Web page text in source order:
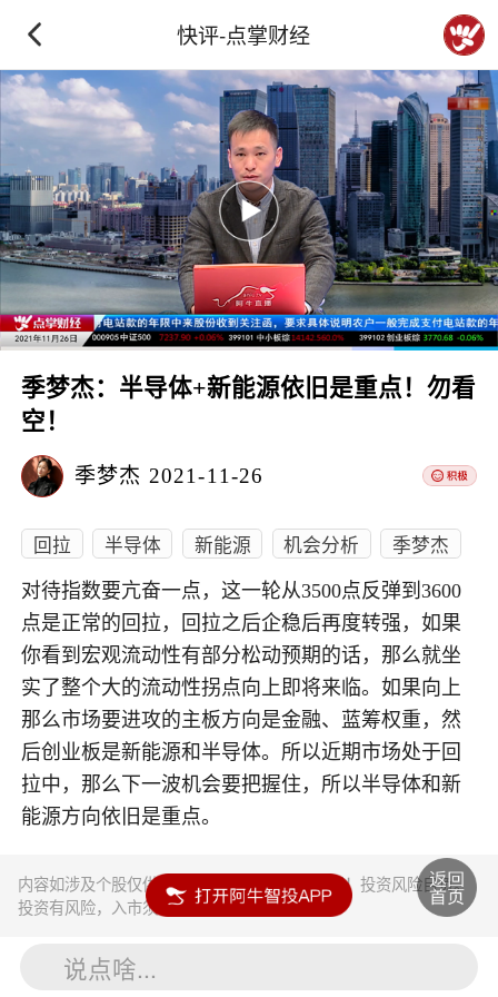
快评-点掌财经
季梦杰：半导体+新能源依旧是重点！勿看
空！
季梦杰 2021-11-26
回拉 半导体 新能源 机会分析 季梦杰
对待指数要亢奋一点，这一轮从3500点反弹到3600
点是正常的回拉，回拉之后企稳后再度转强，如果
你看到宏观流动性有部分松动预期的话，那么就坐
实了整个大的流动性拐点向上即将来临。如果向上
那么市场要进攻的主板方向是金融、蓝筹权重，然
后创业板是新能源和半导体。所以近期市场处于回
拉中，那么下一波机会要把握住，所以半导体和新
能源方向依旧是重点。
内容如涉及个股仅供参考，不构成任何投资建议！投资风险自负。
投资有风险，入市须谨慎。
说点啥...